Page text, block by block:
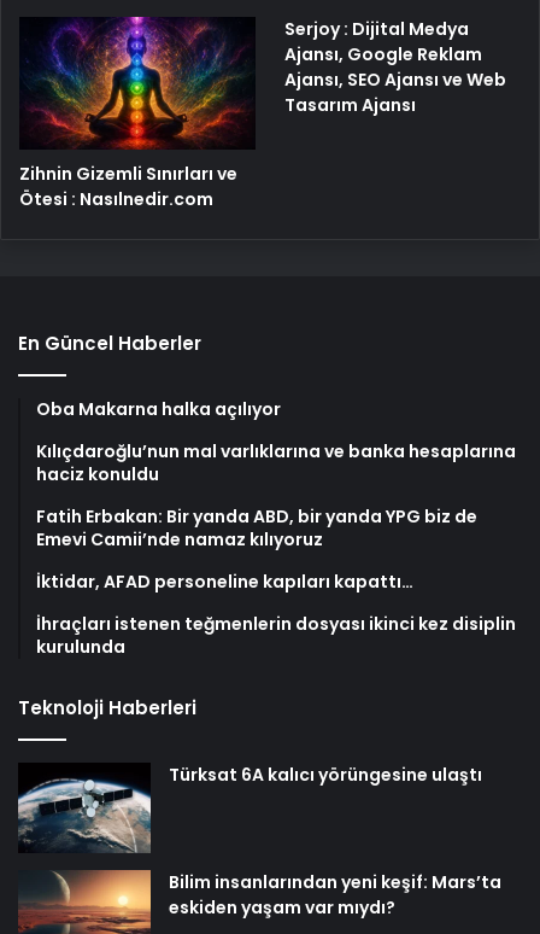
Zihnin Gizemli Sınırları ve
Ötesi : Nasılnedir.com
Serjoy : Dijital Medya
Ajansı, Google Reklam
Ajansı, SEO Ajansı ve Web
Tasarım Ajansı
En Güncel Haberler
Oba Makarna halka açılıyor
Kılıçdaroğlu’nun mal varlıklarına ve banka hesaplarına
haciz konuldu
Fatih Erbakan: Bir yanda ABD, bir yanda YPG biz de
Emevi Camii’nde namaz kılıyoruz
İktidar, AFAD personeline kapıları kapattı…
İhraçları istenen teğmenlerin dosyası ikinci kez disiplin
kurulunda
Teknoloji Haberleri
Türksat 6A kalıcı yörüngesine ulaştı
Bilim insanlarından yeni keşif: Mars’ta
eskiden yaşam var mıydı?